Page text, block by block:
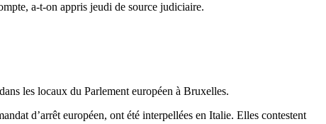
a-t-on appris jeudi de source judiciaire.
les locaux du Parlement européen à Bruxelles.
d’arrêt européen, ont été interpellées en Italie. Elles contestent